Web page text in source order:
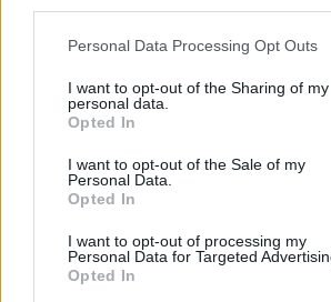
Personal Data Processing Opt Outs
I want to opt-out of the Sharing of my
personal data.
Opted In
I want to opt-out of the Sale of my
Personal Data.
Opted In
I want to opt-out of processing my
Personal Data for Targeted
Opted In
kad pirmajā terapijas gadā
virspusē un izdzīvotas. Turklāt
jārēķinās, ka terapijas laiks
ģimenē, jo nāks augšā tas,
apspiests.
sievietei būtu jāmācās teikt, ko viņa
jūtas, jāiemācās pastāstīt un pašai